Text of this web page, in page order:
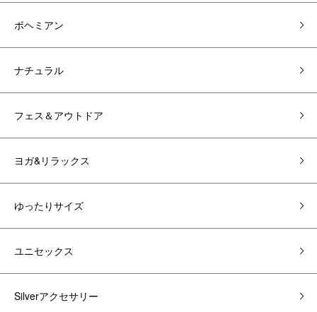
ボヘミアン
ナチュラル
フェス＆アウトドア
ヨガ&リラックス
ゆったりサイズ
ユニセックス
Silverアクセサリー